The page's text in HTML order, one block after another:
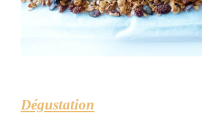
Dégustation